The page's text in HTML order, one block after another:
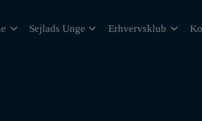
Sejlads Unge Erhvervsklub